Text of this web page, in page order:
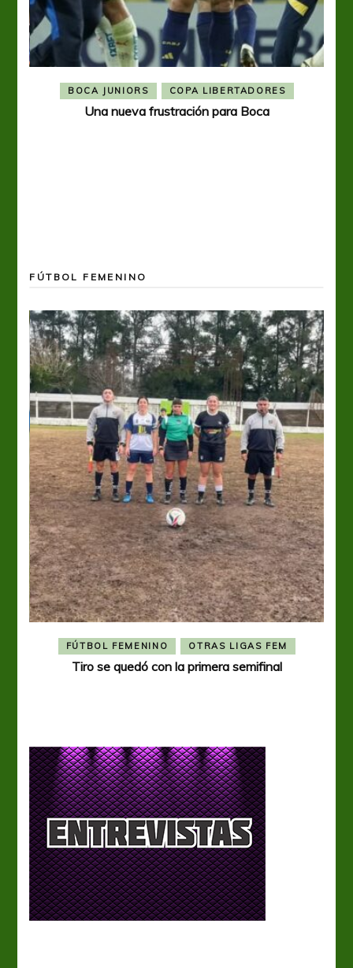
BOCA JUNIORS COPA LIBERTADORES
Una nueva frustración para Boca
FÚTBOL FEMENINO
FÚTBOL FEMENINO OTRAS LIGAS FEM
Tiro se quedó con la primera semifinal